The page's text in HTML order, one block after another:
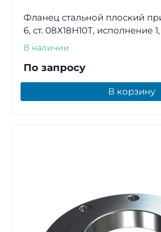
Фланец стальной плоский
6, ст. 08Х18Н10Т, исполнение
В наличии
По запросу
В корзину